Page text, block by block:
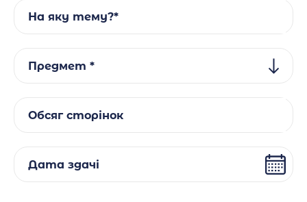
На яку тему?*
Предмет *
Обсяг сторінок
Дата здачі